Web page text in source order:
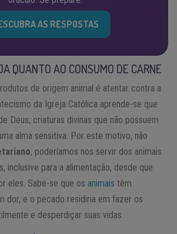
AS RESPOSTAS
QUANTO AO CONSUMO DE CARNE
de origem animal é atentar contra a
da Igreja Católica aprende-se que
Deus, criaturas divinas que não possuem
alma sensitiva. Por este motivo, não
, poderíamos nos servir dos animais
inclusive para a alimentação, desde que
eles. Sabe-se que os animais têm
dor, e o pecado residiria em fazer os
e desperdiçar suas vidas.